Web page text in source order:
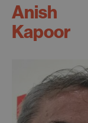
Anish
Kapoor